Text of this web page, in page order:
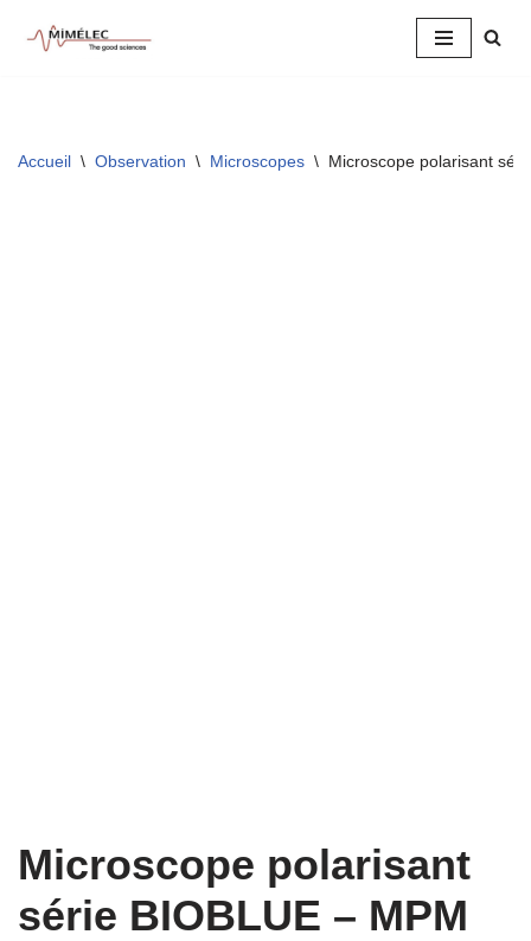
Accueil \ Observation \ Microscopes \ Microscope polarisant
Microscope polarisant
série BIOBLUE – MPM